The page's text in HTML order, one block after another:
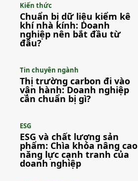
Kiến thức
Chuẩn bị dữ liệu kiểm kê
khí nhà kính: Doanh
nghiệp nên bắt đầu từ
đâu?
Tin chuyên ngành
Thị trường carbon đi vào
vận hành: Doanh nghiệp
cần chuẩn bị gì?
ESG
ESG và chất lượng sản
phẩm: Chìa khóa nâng cao
năng lực cạnh tranh của
doanh nghiệp